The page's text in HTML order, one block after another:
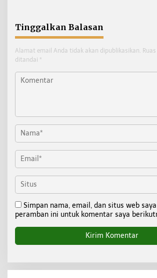
Tinggalkan Balasan
Alamat email Anda tidak akan dipublikasikan.
ditandai *
Simpan nama, email, dan situs web
peramban ini untuk komentar saya